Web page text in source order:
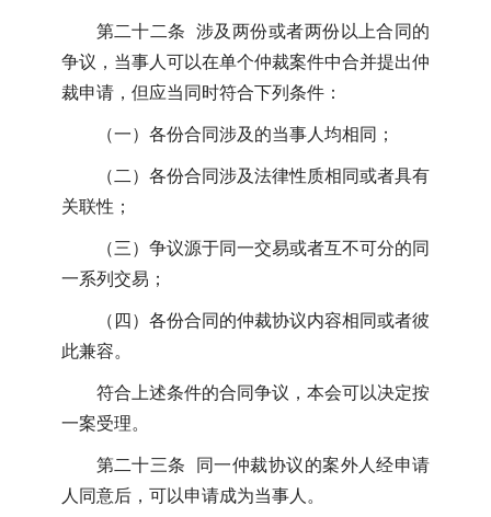
第二十二条 涉及两份或者两份以上合同的
争议，当事人可以在单个仲裁案件中合并提出仲
裁申请，但应当同时符合下列条件：
（一）各份合同涉及的当事人均相同；
（二）各份合同涉及法律性质相同或者具有
关联性；
（三）争议源于同一交易或者互不可分的同
一系列交易；
（四）各份合同的仲裁协议内容相同或者彼
此兼容。
符合上述条件的合同争议，本会可以决定按
一案受理。
第二十三条 同一仲裁协议的案外人经申请
人同意后，可以申请成为当事人。